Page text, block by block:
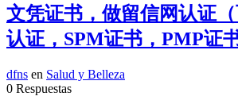
文凭证书，做留信网认证
认证，SPM证书，PMP证
dfns en Salud y Belleza
0 Respuestas